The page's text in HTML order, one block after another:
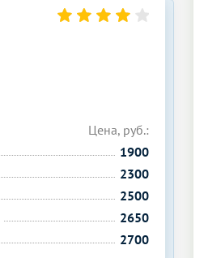
Цена, руб.:
1900
2300
2500
2650
2700